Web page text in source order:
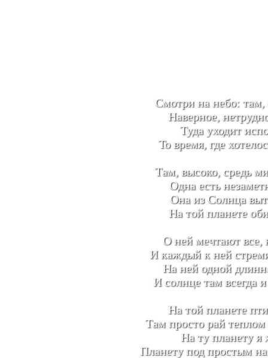
Смотри на небо: там,
Наверное,
Туда уходит
То время, где
Там, высоко, средь
Одна есть
Она из Солнца
На той планете
О ней мечтают все,
И каждый к ней
На ней одной
И солнце там всегда
На той планете
Там просто рай теплом
На ту планету я
Планету под простым